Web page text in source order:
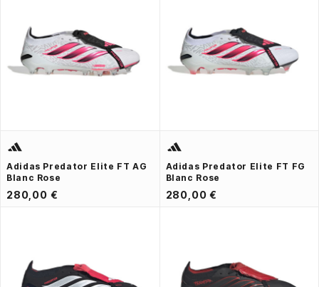
Adidas Predator Elite FT AG
Blanc Rose
280,00 €
Adidas Predator Elite FT FG
Blanc Rose
280,00 €